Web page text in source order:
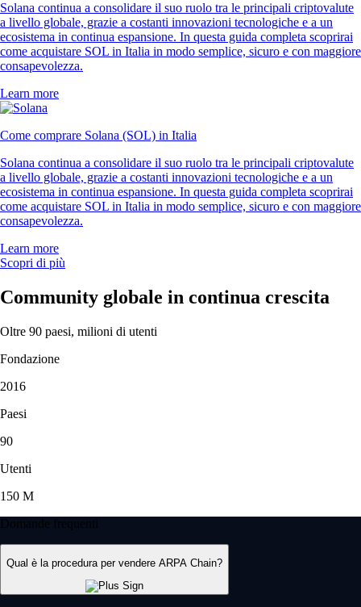
Solana continua a consolidare il suo ruolo tra le principali criptovalute
a livello globale, grazie a costanti innovazioni tecnologiche e a un
ecosistema in continua espansione. In questa guida completa scoprirai
come acquistare SOL in Italia in modo semplice, sicuro e con maggiore
consapevolezza.
Learn more
Come comprare Solana (SOL) in Italia
Solana continua a consolidare il suo ruolo tra le principali criptovalute
a livello globale, grazie a costanti innovazioni tecnologiche e a un
ecosistema in continua espansione. In questa guida completa scoprirai
come acquistare SOL in Italia in modo semplice, sicuro e con maggiore
consapevolezza.
Learn more
Scopri di più
Community globale in continua crescita
Oltre 90 paesi, milioni di utenti
Fondazione
2016
Paesi
90
Utenti
150 M
Domande frequenti
Qual è la procedura per vendere ARPA Chain?